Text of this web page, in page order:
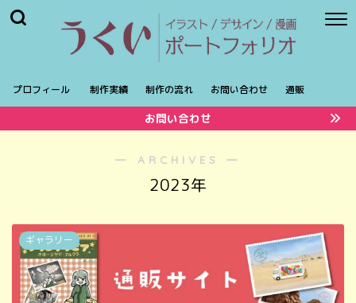
プロフィール 制作実績 制作の流れ お問い合わせ 通販
お問い合わせ
― ARCHIVES ―
2023年
ギャラリー